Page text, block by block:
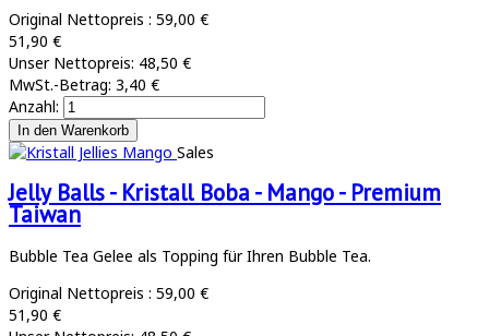
Original Nettopreis : 59,00 €
51,90 €
Unser Nettopreis: 48,50 €
MwSt.-Betrag: 3,40 €
Anzahl:
Sales
Jelly Balls - Kristall Boba - Mango - Premium
Taiwan
Bubble Tea Gelee als Topping für Ihren Bubble Tea.
Original Nettopreis : 59,00 €
51,90 €